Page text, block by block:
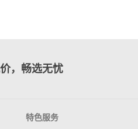
，畅选无忧
特色服务